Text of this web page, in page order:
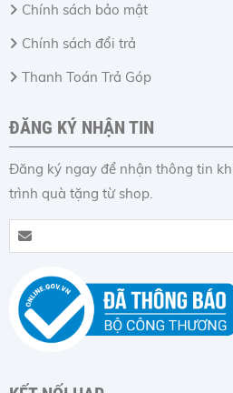
Chính sách bảo mật
Chính sách đổi trả
Thanh Toán Trả Góp
ĐĂNG KÝ NHẬN TIN
Đăng ký ngay để nhận thông tin
trình quà tặng từ shop.